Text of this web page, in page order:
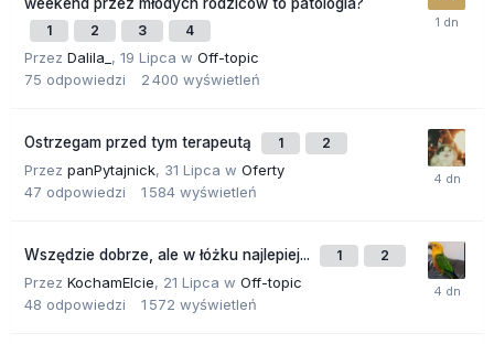
weekend przez młodych rodziców to patologia?
1 2 3 4
Przez Dalila_ , 19 Lipca w Off-topic
75 odpowiedzi 2 400 wyświetleń
Ostrzegam przed tym terapeutą 1 2
Przez panPytajnick, 31 Lipca w Oferty
47 odpowiedzi 1 584 wyświetleń
Wszędzie dobrze, ale w łóżku najlepiej... 1 2
Przez KochamElcie, 21 Lipca w Off-topic
48 odpowiedzi 1 572 wyświetleń